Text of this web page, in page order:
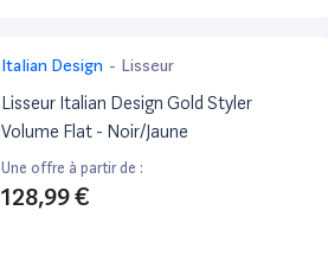
Italian Design - Lisseur
Lisseur Italian Design Gold Styler
Volume Flat - Noir/Jaune
Une offre à partir de :
128,99 €